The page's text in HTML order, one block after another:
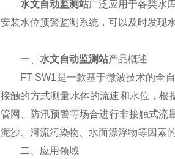
水文自动监测站广泛应用于各类水
安装水位预警监测系统，可以及时发现
一、 水文自动监测站产品概述
FT-SW1是一款基于微波技术的全自
接触的方式测量水体的流速和水位，根
管网、防汛预警等场合进行非接触式流
泥沙、河流污染物、水面漂浮物等因素的
二、应用领域